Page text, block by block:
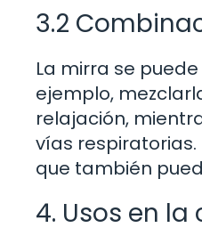
3.2
La mirra se
ejemplo,
relajación,
vías
que también
4. Usos en